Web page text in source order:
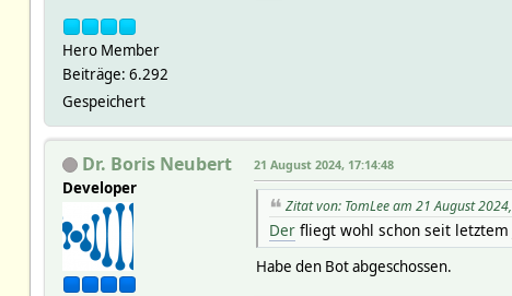
Hero Member
Beiträge: 6.292
Gespeichert
Dr. Boris Neubert
Developer
21 August 2024, 17:14:48
Zitat von: TomLee am 21 August
Derfliegt wohl schon seit letztem
Habe den Bot abgeschossen.